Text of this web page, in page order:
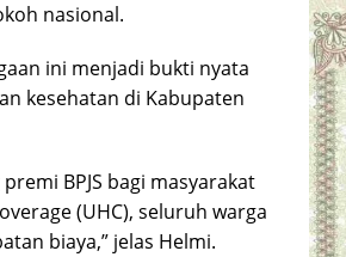
nasional.
ini menjadi bukti nyata
kesehatan di Kabupaten
BPJS bagi masyarakat
(UHC), seluruh warga
biaya,” jelas Helmi.